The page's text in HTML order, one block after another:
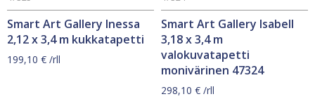
Smart Art Gallery Inessa
2,12 x 3,4 m kukkatapetti
199,10 € /rll
Smart Art Gallery Isabell
3,18 x 3,4 m
valokuvatapetti
monivärinen 47324
298,10 € /rll